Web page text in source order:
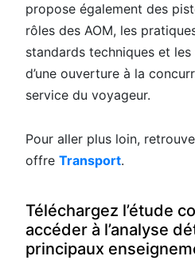
propose également des
rôles des AOM, les
standards techniques et
d’une ouverture à la
service du voyageur.
Pour aller plus loin,
offre Transport.
Téléchargez l’étude
accéder à l’analyse
principaux